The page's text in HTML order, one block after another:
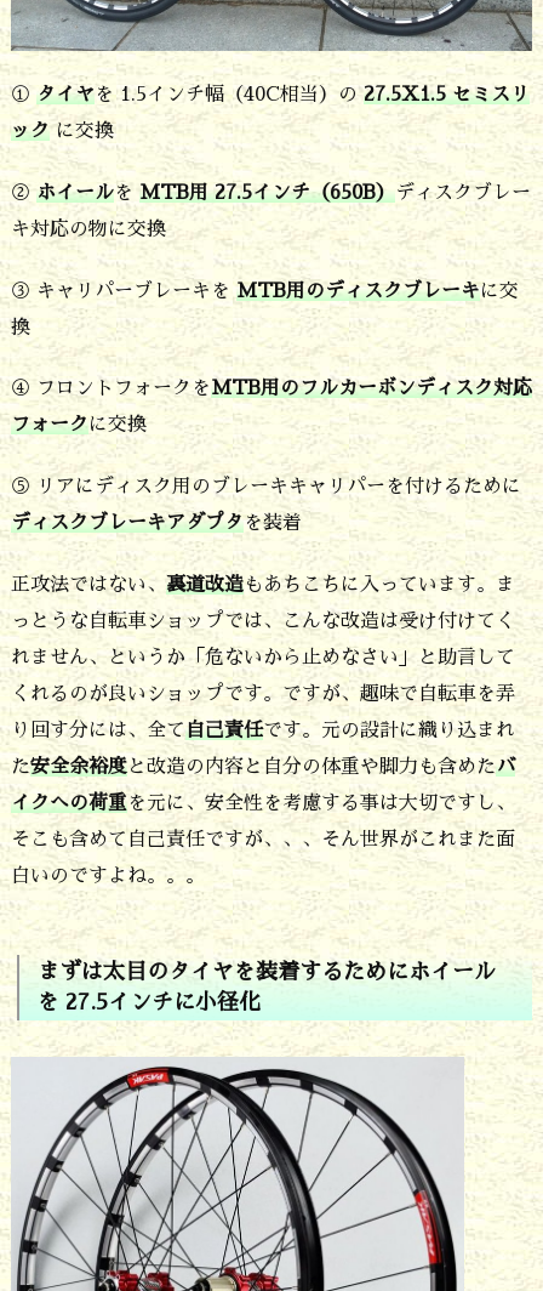
を
下
る
六
甲
山
遊
び
仕
様
の
バ
イ
ク
2.
ま
は
太
目
の
タ
イ
ヤ
を
装
す
る
た
め
① タイヤを 1.5インチ幅（40C相 当）の27.5X1.5 セミスリ
ックに交換
② ホイールを MTB用 27.5インチ（650B）ディスクブレー
キ対応の物に交換
③ キャリパーブレーキをMTB用のディスクブレーキに交
換
④ フロントフォークをMTB用のフルカーボンディスク対応
フォークに交換
⑤ リアにディスク用のブレーキキャリパーを付けるために
ディスクブレーキアダプタを装着
正攻法ではない、裏道改造もあちこちに入っています。ま
っとうな自転車ショップでは、こんな改造は受け付けてく
れません、というか「危ないから止めなさい」と助言して
くれるのが良いショップです。ですが、趣味で自転車を弄
り回す分には、全て自己責任です。元の設計に織り込まれ
た安全余裕度と改造の内容と自分の体重や脚力も含めたバ
イクへの荷重を元に、安全性を考慮する事は大切ですし、
そこも含めて自己責任ですが、、、そん世界がこれまた面
白いのですよね。。。
まずは太目のタイヤを装着するためにホイール
を 27.5インチに小径化